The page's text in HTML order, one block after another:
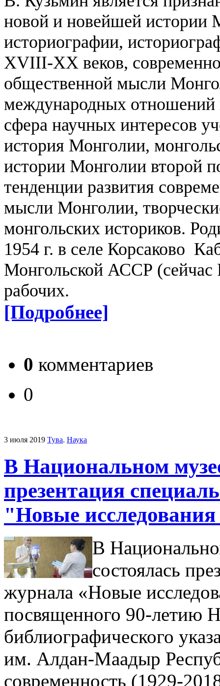
новой и новейшей истории
историографии,
XVIII-XX веков,
общественной мысли
международных
сфера научных интересов
история Монголии,
истории Монголии второй
тенденции развития
мысли Монголии,
монгольских историков.
1954 г. в селе Корсаково
Монгольской АССР (сейчас
рабочих.
[Подробнее]
0 комментариев
0
3 июля 2019 Тува. Наука
В Национальном
презентация
"Новые
В
состоялась
журнала «Новые
посвященного 90-летию
библиографического
им. Алдан-Маадыр
современность (1929-